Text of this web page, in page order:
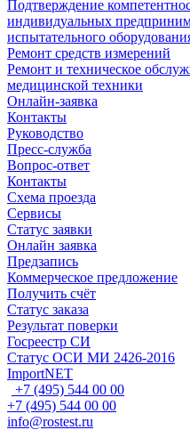
Подтверждение
индивидуальных
испытательного
Ремонт средств измерений
Ремонт и техническое
медицинской техники
Онлайн-заявка
Контакты
Руководство
Пресс-служба
Вопрос-ответ
Контакты
Схема проезда
Сервисы
Статус заявки
Онлайн заявка
Предзапись
Коммерческое предложение
Получить счёт
Статус заказа
Результат поверки
Госреестр СИ
Статус ОСИ МИ 2426-2016
ImportNET
+7 (495) 544 00 00
+7 (495) 544 00 00
info@rostest.ru